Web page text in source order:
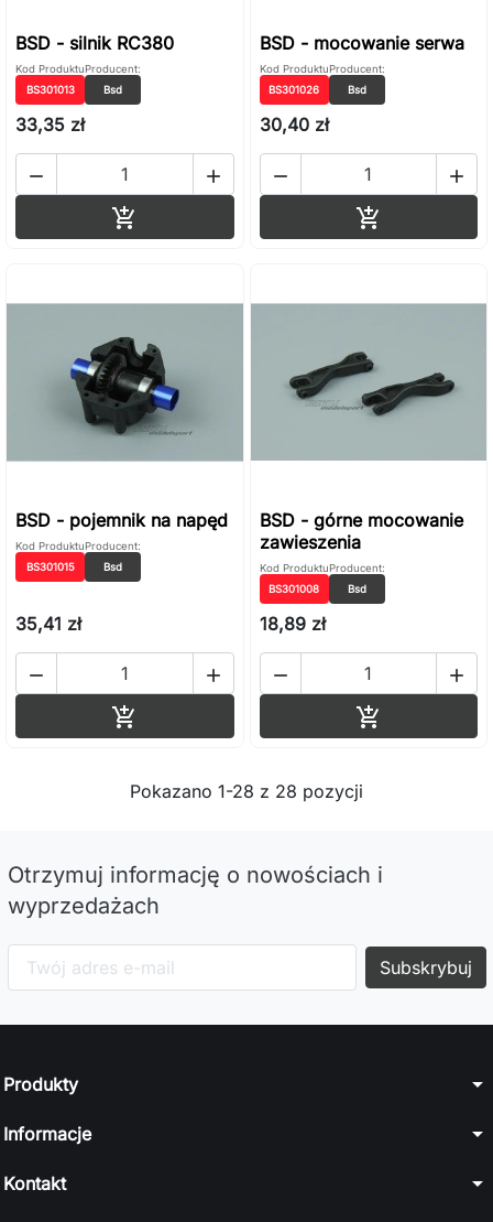
BSD - silnik RC380
Kod Produktu
BS301013
Producent:
Bsd
33,35 zł
 

BSD - mocowanie serwa
Kod Produktu
BS301026
Producent:
Bsd
30,40 zł
 

BSD - pojemnik na napęd
Kod Produktu
BS301015
Producent:
Bsd
35,41 zł
 

BSD - górne mocowanie
zawieszenia
Kod Produktu
BS301008
Producent:
Bsd
18,89 zł
 

Pokazano 1-28 z 28 pozycji
Otrzymuj informację o nowościach i
wyprzedażach
Produkty arrow_drop_down
Informacje arrow_drop_down
Kontakt
arrow_drop_down